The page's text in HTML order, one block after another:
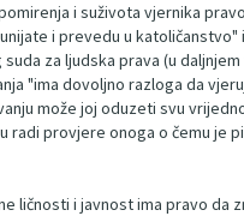
i suživota vjernika
i prevedu u
za ljudska prava (u
"ima dovoljno razloga da
može joj oduzeti svu
provjere onoga o čemu je
ličnosti i javnost ima pravo